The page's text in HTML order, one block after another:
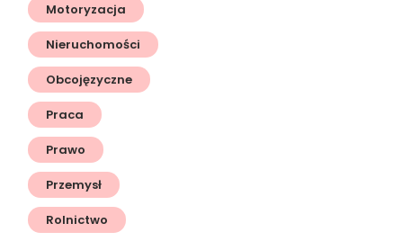
Motoryzacja
Nieruchomości
Obcojęzyczne
Praca
Prawo
Przemysł
Rolnictwo